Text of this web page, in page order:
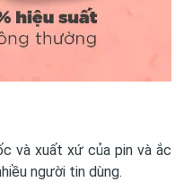
và xuất xứ của pin và ắc
người tin dùng.